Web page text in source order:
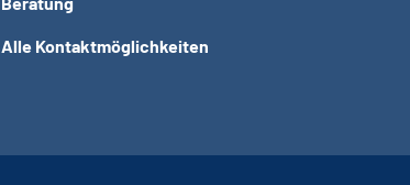
Alle Kontaktmöglichkeiten